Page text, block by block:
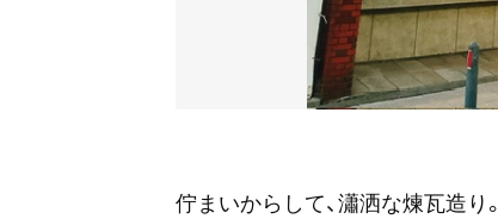
佇まいからして、瀟洒な煉瓦造り。